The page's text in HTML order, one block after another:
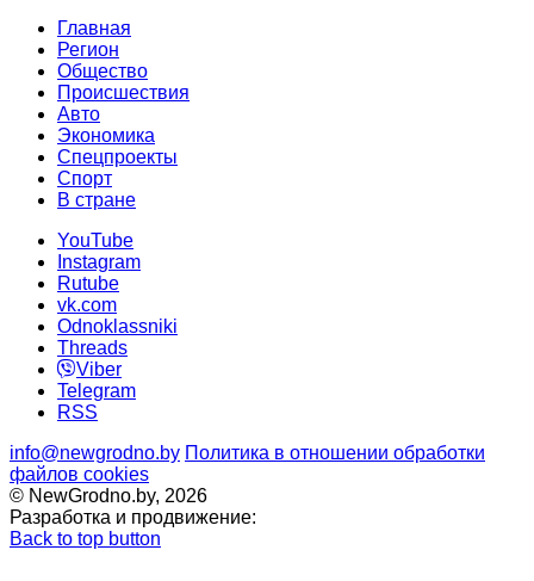
Главная
Регион
Общество
Происшествия
Авто
Экономика
Спецпроекты
Cпорт
В стране
YouTube
Instagram
Rutube
vk.com
Odnoklassniki
Threads
Viber
Telegram
RSS
info@newgrodno.by Политика в отношении обработки
файлов cookies
© NewGrodno.by, 2026
Разработка и продвижение:
Back to top button